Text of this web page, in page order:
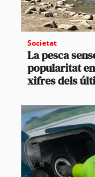
Societat
La pesca
popularitat
xifres dels